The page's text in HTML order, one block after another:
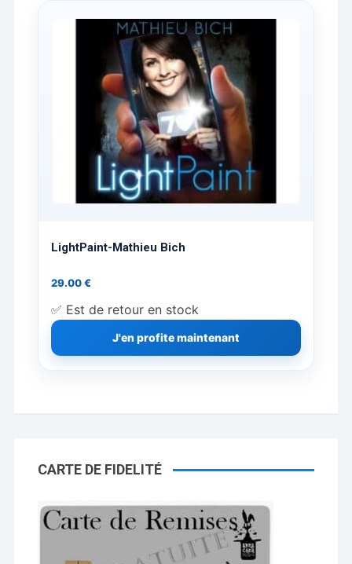
la
page
produit
LightPaint-Mathieu Bich
29.00€
✅ Est de retour en stock
J'en profite maintenant
CARTE DE FIDELITÉ